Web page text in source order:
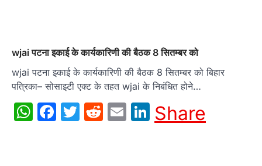
wjai पटना इकाई के कार्यकारिणी की बैठक 8 सितम्बर को
wjai पटना इकाई के कार्यकारिणी की बैठक 8 सितम्बर को बिहार
पत्रिका– सोसाइटी एक्ट के तहत wjai के निबंधित होने…
WhatsApp
Facebook
Twitter
Reddit
EmailLinkedIn
Share